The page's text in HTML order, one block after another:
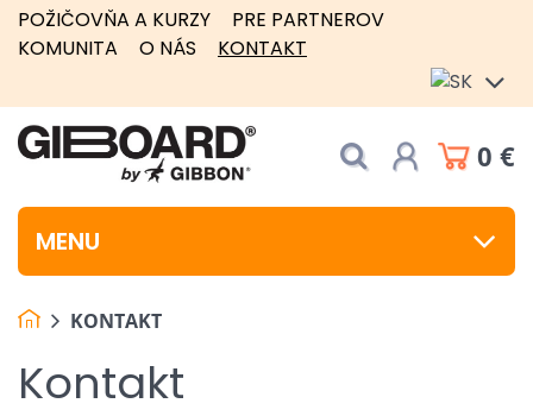
POŽIČOVŇA A KURZY
PRE PARTNEROV
KOMUNITA
O NÁS KONTAKT
0 €
MENU
KONTAKT
Kontakt